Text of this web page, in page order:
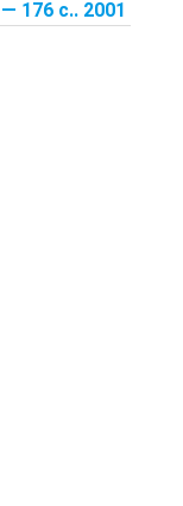
176 с.. 2001